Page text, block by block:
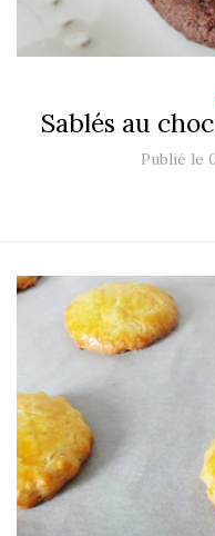
Sablés au
Publié le